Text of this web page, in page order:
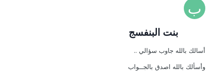
بنت البنفسج
أسالك بالله جاوب سؤالي ..
وأسألك بالله اصدق بالجــواب